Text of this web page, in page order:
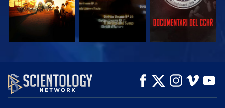
GUARDA
ESPLORA LE
SERIE